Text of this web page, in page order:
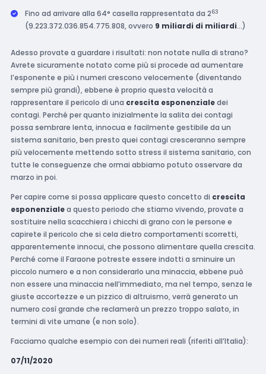
Fino ad arrivare alla 64° casella rappresentata da 263
(9.223.372.036.854.775.808, ovvero 9 miliardi di miliardi…)
Adesso provate a guardare i risultati: non notate nulla di strano?
Avrete sicuramente notato come più si procede ad aumentare
l’esponente e più i numeri crescono velocemente (diventando
sempre più grandi), ebbene è proprio questa velocità a
rappresentare il pericolo di una crescita esponenzialedei
contagi. Perché per quanto inizialmente la salita dei contagi
possa sembrare lenta, innocua e facilmente gestibile da un
sistema sanitario, ben presto quei contagi cresceranno sempre
più velocemente mettendo sotto stress il sistema sanitario, con
tutte le conseguenze che ormai abbiamo potuto osservare da
marzo in poi.
Per capire come si possa applicare questo concetto di crescita
esponenzialea questo periodo che stiamo vivendo, provate a
sostituire nella scacchiera i chicchi di grano con le persone e
capirete il pericolo che si cela dietro comportamenti scorretti,
apparentemente innocui, che possono alimentare quella crescita.
Perché come il Faraone potreste essere indotti a sminuire un
piccolo numero e a non considerarlo una minaccia, ebbene può
non essere una minaccia nell’immediato, ma nel tempo, senza le
giuste accortezze e un pizzico di altruismo, verrà generato un
numero così grande che reclamerà un prezzo troppo salato, in
termini di vite umane (e non solo).
Facciamo qualche esempio con dei numeri reali (riferiti all’Italia):
07/11/2020